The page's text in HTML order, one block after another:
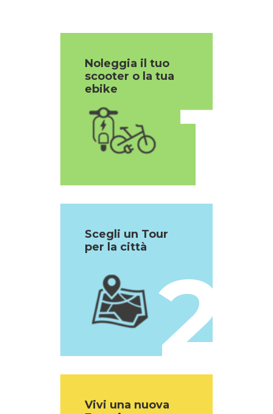
1
Noleggia il tuo
scooter o la tua
ebike
2
Scegli un Tour
per la città
Vivi una nuova